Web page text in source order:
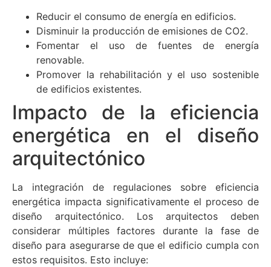
Reducir el consumo de energía en edificios.
Disminuir la producción de emisiones de CO2.
Fomentar el uso de fuentes de energía
renovable.
Promover la rehabilitación y el uso sostenible
de edificios existentes.
Impacto de la eficiencia
energética en el diseño
arquitectónico
La integración de regulaciones sobre eficiencia
energética impacta significativamente el proceso de
diseño arquitectónico. Los arquitectos deben
considerar múltiples factores durante la fase de
diseño para asegurarse de que el edificio cumpla con
estos requisitos. Esto incluye: